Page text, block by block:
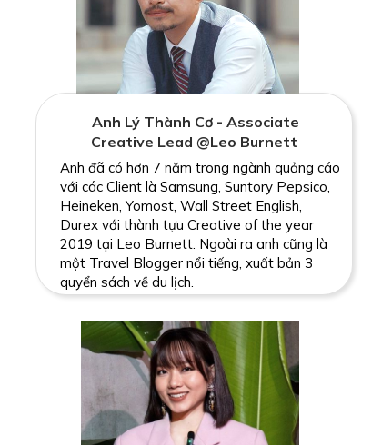
Anh đã có hơn 7 năm trong ngành quảng cáo
với các Client là Samsung, Suntory Pepsico,
Heineken, Yomost, Wall Street English,
Durex với thành tựu Creative of the year
2019 tại Leo Burnett. Ngoài ra anh cũng là
một Travel Blogger nổi tiếng, xuất bản 3
quyển sách về du lịch.
Anh Lý Thành Cơ - Associate
Creative Lead @Leo Burnett